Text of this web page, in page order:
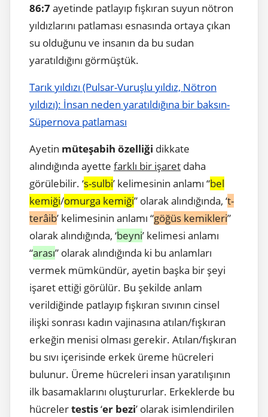
86:7ayetinde patlayıp fışkıran suyun nötron
yıldızlarını patlaması esnasında ortaya çıkan
su olduğunu ve insanın da bu sudan
yaratıldığını görmüştük.
Tarık yıldızı (Pulsar-Vuruşlu yıldız, Nötron
yıldızı): İnsan neden yaratıldığına bir baksın-
Süpernova patlaması
Ayetin müteşabih özelliği dikkate
alındığında ayette farklı bir işaret daha
görülebilir. ‘s-sulbi’ kelimesinin anlamı “bel
kemiği/omurga kemiği” olarak alındığında, ‘t-
terâib’ kelimesinin anlamı “göğüs kemikleri”
olarak alındığında, ‘beyni’ kelimesi anlamı
“arası” olarak alındığında ki bu anlamları
vermek mümkündür, ayetin başka bir şeyi
işaret ettiği görülür. Bu şekilde anlam
verildiğinde patlayıp fışkıran sıvının cinsel
ilişki sonrası kadın vajinasına atılan/fışkıran
erkeğin menisi olması gerekir. Atılan/fışkıran
bu sıvı içerisinde erkek üreme hücreleri
bulunur. Üreme hücreleri insan yaratılışının
ilk basamaklarını oluştururlar. Erkeklerde bu
hücrelertestis‘er bezi’ olarak isimlendirilen